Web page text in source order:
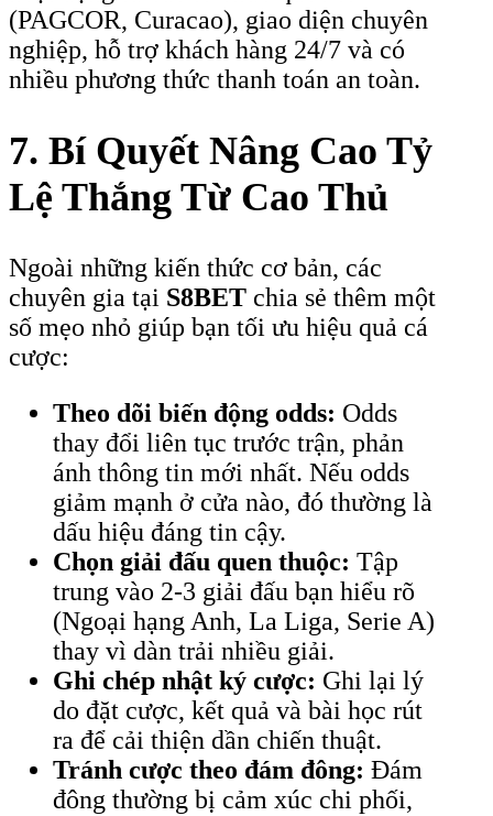
(PAGCOR, Curacao), giao diện chuyên
nghiệp, hỗ trợ khách hàng 24/7 và có
nhiều phương thức thanh toán an toàn.
7. Bí Quyết Nâng Cao Tỷ
Lệ Thắng Từ Cao Thủ
Ngoài những kiến thức cơ bản, các
chuyên gia tại S8BET chia sẻ thêm một
số mẹo nhỏ giúp bạn tối ưu hiệu quả cá
cược:
Theo dõi biến động odds: Odds
thay đổi liên tục trước trận, phản
ánh thông tin mới nhất. Nếu odds
giảm mạnh ở cửa nào, đó thường là
dấu hiệu đáng tin cậy.
Chọn giải đấu quen thuộc: Tập
trung vào 2-3 giải đấu bạn hiểu rõ
(Ngoại hạng Anh, La Liga, Serie A)
thay vì dàn trải nhiều giải.
Ghi chép nhật ký cược: Ghi lại lý
do đặt cược, kết quả và bài học rút
ra để cải thiện dần chiến thuật.
Tránh cược theo đám đông: Đám
đông thường bị cảm xúc chi phối,